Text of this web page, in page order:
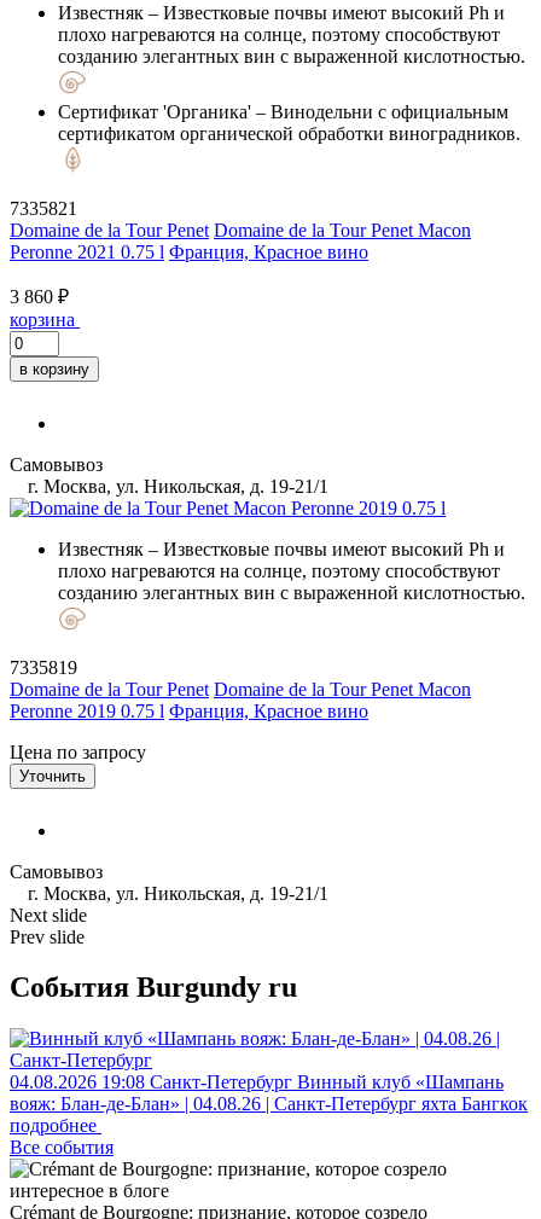
Известняк – Известковые почвы имеют высокий Ph и
плохо нагреваются на солнце, поэтому способствуют
созданию элегантных вин с выраженной кислотностью.
Сертификат 'Органика' – Винодельни с официальным
сертификатом органической обработки виноградников.
7335821
Domaine de la Tour Penet Domaine de la Tour Penet Macon
Peronne 2021 0.75 l Франция, Красное вино
3 860 ₽
корзина
в корзину
Самовывоз
г. Москва, ул. Никольская, д. 19-21/1
Известняк – Известковые почвы имеют высокий Ph и
плохо нагреваются на солнце, поэтому способствуют
созданию элегантных вин с выраженной кислотностью.
7335819
Domaine de la Tour Penet Domaine de la Tour Penet Macon
Peronne 2019 0.75 l Франция, Красное вино
Цена по запросу
Уточнить
Самовывоз
г. Москва, ул. Никольская, д. 19-21/1
Next slide
Prev slide
События Burgundy ru
04.08.2026 19:08 Санкт-Петербург Винный клуб «Шампань
вояж: Блан-де-Блан» | 04.08.26 | Санкт-Петербург яхта Бангкок
подробнее
Все события
интересное в блоге
Crémant de Bourgogne: признание, которое созрело